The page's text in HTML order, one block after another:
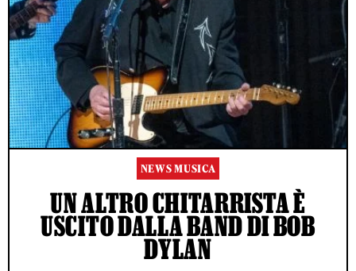
NEWS MUSICA
UN ALTRO CHITARRISTA È
USCITO DALLA BAND DI BOB
DYLAN